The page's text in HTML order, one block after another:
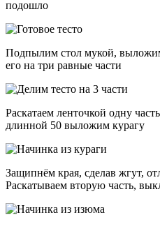
подошло
Подпылим стол мукой,
его на три равные части
Раскатаем ленточкой одну
длинной 50 выложим курагу
Защипнём края, сделав жгут,
Раскатываем вторую часть,